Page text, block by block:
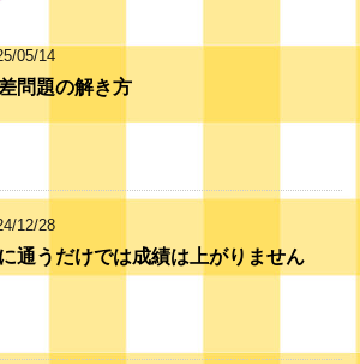
05/14
問題の解き方
12/28
通うだけでは成績は上がりません